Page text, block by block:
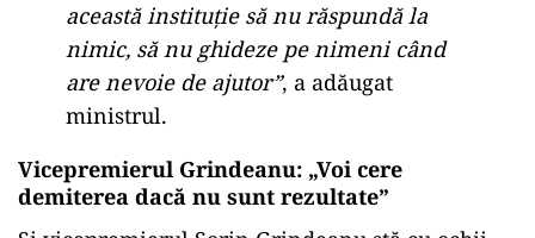
această instituție să nu răspundă la
nimic, să nu ghideze pe nimeni când
are nevoie de ajutor”, a adăugat
ministrul.
Vicepremierul Grindeanu: „Voi cere
demiterea dacă nu sunt rezultate”